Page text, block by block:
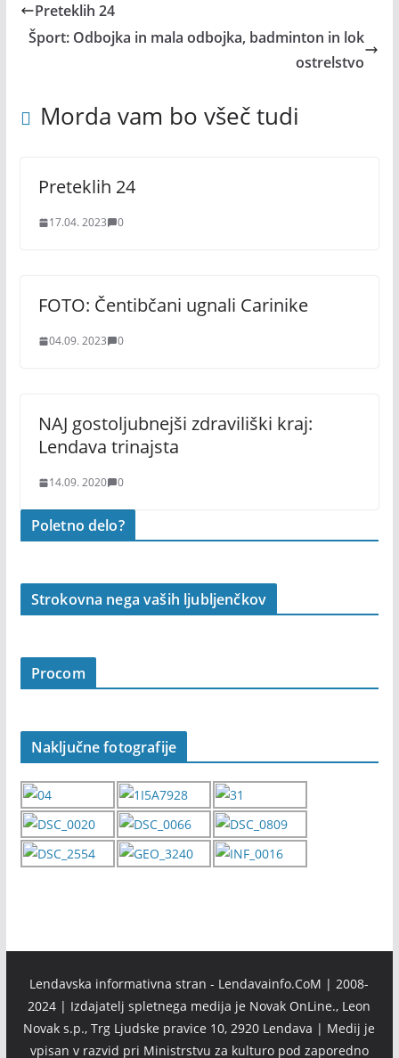
Preteklih 24
Šport: Odbojka in mala odbojka, badminton in lok
ostrelstvo
Morda vam bo všeč tudi
Preteklih 24
17.04. 2023 0
FOTO: Čentibčani ugnali Carinike
04.09. 2023 0
NAJ gostoljubnejši zdraviliški kraj:
Lendava trinajsta
14.09. 2020 0
Poletno delo?
Strokovna nega vaših ljubljenčkov
Procom
Naključne fotografije
Lendavska informativna stran - Lendavainfo.CoM | 2008-
2024 | Izdajatelj spletnega medija je Novak OnLine., Leon
Novak s.p., Trg Ljudske pravice 10, 2920 Lendava | Medij je
vpisan v razvid pri Ministrstvu za kulturo pod zaporedno